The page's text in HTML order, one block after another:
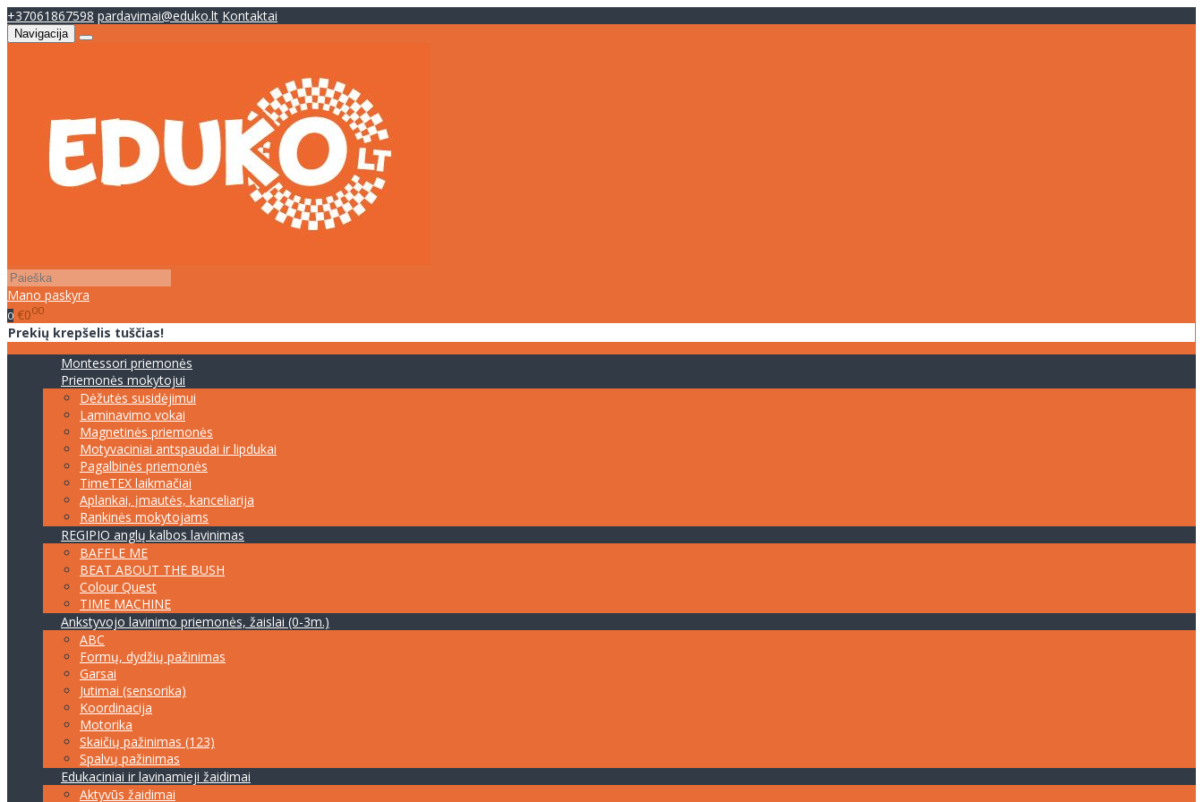
+37061867598 pardavimai@eduko.lt Kontaktai
Navigacija
Mano paskyra
0 €000
Prekių krepšelis tuščias!
Montessori priemonės
Priemonės mokytojui
Dėžutės susidėjimui
Laminavimo vokai
Magnetinės priemonės
Motyvaciniai antspaudai ir lipdukai
Pagalbinės priemonės
TimeTEX laikmačiai
Aplankai, įmautės, kanceliarija
Rankinės mokytojams
REGIPIO anglų kalbos lavinimas
BAFFLE ME
BEAT ABOUT THE BUSH
Colour Quest
TIME MACHINE
Ankstyvojo lavinimo priemonės, žaislai (0-3m.)
ABC
Formų, dydžių pažinimas
Garsai
Jutimai (sensorika)
Koordinacija
Motorika
Skaičių pažinimas (123)
Spalvų pažinimas
Edukaciniai ir lavinamieji žaidimai
Aktyvūs žaidimai